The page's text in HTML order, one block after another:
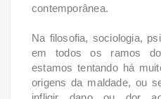
contemporânea.
Na filosofia, sociologia,
em todos os ramos do
estamos tentando há
origens da maldade, ou